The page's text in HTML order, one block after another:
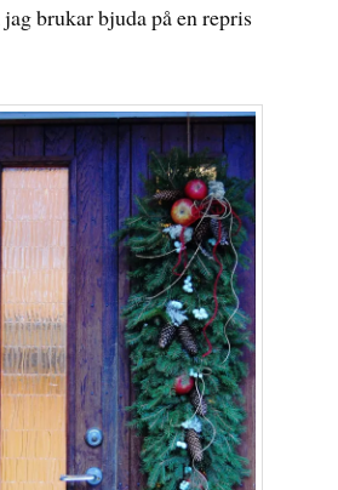
jag brukar bjuda på en repris